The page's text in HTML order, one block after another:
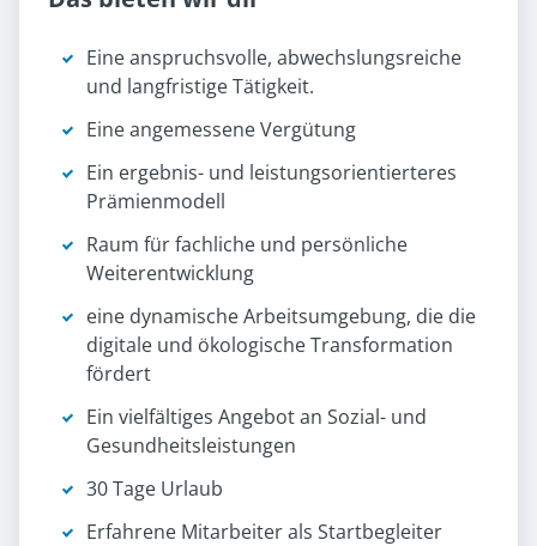
Eine anspruchsvolle, abwechslungsreiche
und langfristige Tätigkeit.
Eine angemessene Vergütung
Ein ergebnis- und leistungsorientierteres
Prämienmodell
Raum für fachliche und persönliche
Weiterentwicklung
eine dynamische Arbeitsumgebung, die die
digitale und ökologische Transformation
fördert
Ein vielfältiges Angebot an Sozial- und
Gesundheitsleistungen
30 Tage Urlaub
Erfahrene Mitarbeiter als Startbegleiter